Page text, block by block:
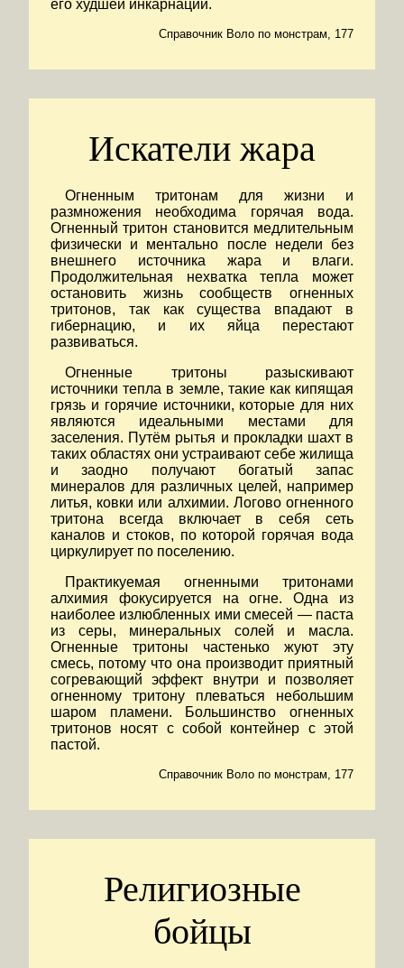
его худшей инкарнации.
Справочник Воло по монстрам, 177
Искатели жара
Огненным тритонам для жизни и
размножения необходима горячая вода.
Огненный тритон становится медлительным
физически и ментально после недели без
внешнего источника жара и влаги.
Продолжительная нехватка тепла может
остановить жизнь сообществ огненных
тритонов, так как существа впадают в
гибернацию, и их яйца перестают
развиваться.
Огненные тритоны разыскивают
источники тепла в земле, такие как кипящая
грязь и горячие источники, которые для них
являются идеальными местами для
заселения. Путём рытья и прокладки шахт в
таких областях они устраивают себе жилища
и заодно получают богатый запас
минералов для различных целей, например
литья, ковки или алхимии. Логово огненного
тритона всегда включает в себя сеть
каналов и стоков, по которой горячая вода
циркулирует по поселению.
Практикуемая огненными тритонами
алхимия фокусируется на огне. Одна из
наиболее излюбленных ими смесей — паста
из серы, минеральных солей и масла.
Огненные тритоны частенько жуют эту
смесь, потому что она производит приятный
согревающий эффект внутри и позволяет
огненному тритону плеваться небольшим
шаром пламени. Большинство огненных
тритонов носят с собой контейнер с этой
пастой.
Справочник Воло по монстрам, 177
Религиозные
бойцы